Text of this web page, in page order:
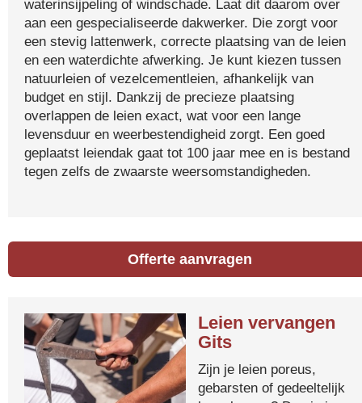
waterinsijpeling of windschade. Laat dit daarom over
aan een gespecialiseerde dakwerker. Die zorgt voor
een stevig lattenwerk, correcte plaatsing van de leien
en een waterdichte afwerking. Je kunt kiezen tussen
natuurleien of vezelcementleien, afhankelijk van
budget en stijl. Dankzij de precieze plaatsing
overlappen de leien exact, wat voor een lange
levensduur en weerbestendigheid zorgt. Een goed
geplaatst leiendak gaat tot 100 jaar mee en is bestand
tegen zelfs de zwaarste weersomstandigheden.
Offerte aanvragen
Leien vervangen
Gits
Zijn je leien poreus,
gebarsten of gedeeltelijk